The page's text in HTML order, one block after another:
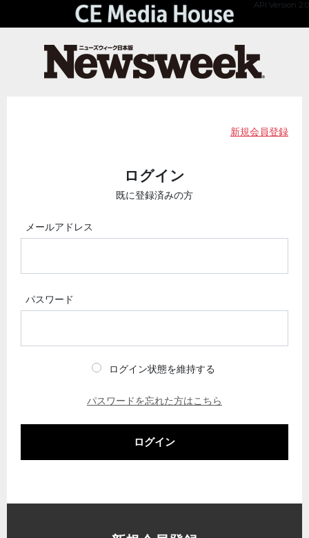
API Version 2.0
新規会員登録
ログイン
既に登録済みの方
メールアドレス
パスワード
ログイン状態を維持する
パスワードを忘れた方はこちら
ログイン